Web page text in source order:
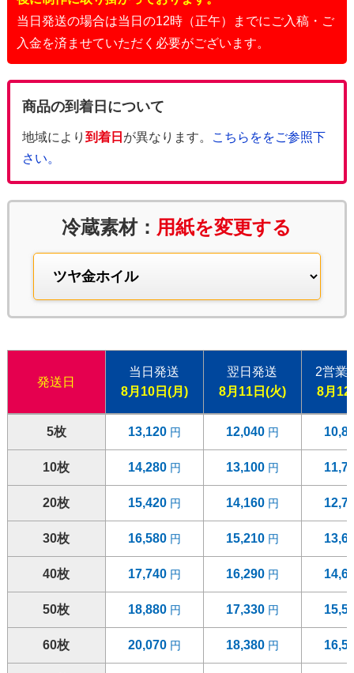
当日発送の場合は当日の12時（正午）までにご入稿・ご
入金を済ませていただく必要がございます。
商品の到着日について
地域により 到着日 が異なります。
こちらををご参照下
さい。
冷蔵素材： 用紙を変更する
発送日
当日発送
8月10日(月)
翌日発送
8月11日(火)
2営業
8月12
5枚 13,120 12,040
10枚 14,280 13,100
20枚 15,420 14,160
30枚 16,580 15,210
40枚 17,740 16,290
50枚 18,880 17,330
60枚 20,070 18,380